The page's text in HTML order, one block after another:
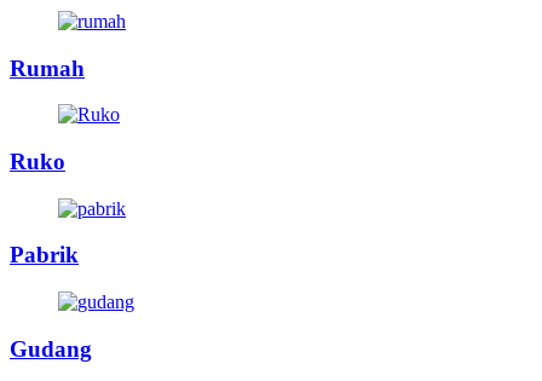
Rumah
Ruko
Pabrik
Gudang